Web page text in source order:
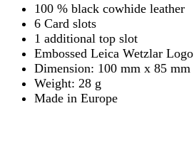
100 % black cowhide leather
6 Card slots
1 additional top slot
Embossed Leica Wetzlar Logo
Dimension: 100 mm x 85 mm
Weight: 28 g
Made in Europe